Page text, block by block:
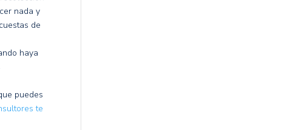
nada y
de
haya
puedes
te